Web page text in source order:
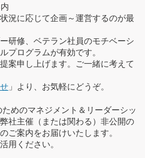
況に応じて企画～運営するのが最
研修、ベテラン社員のモチベーシ
プログラムが有効です。
案申し上げます。ご一緒に考えて
」より、お気軽にどうぞ。
ためのマネジメント＆リーダーシッ
社主催（または関わる）非公開の
ご案内をお届けいたします。
用ください。